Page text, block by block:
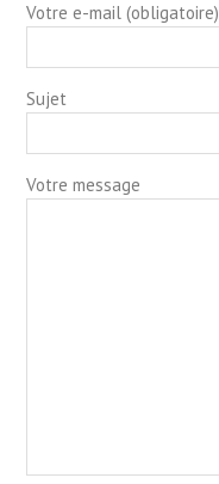
Votre e-mail (obligatoire)
Sujet
Votre message